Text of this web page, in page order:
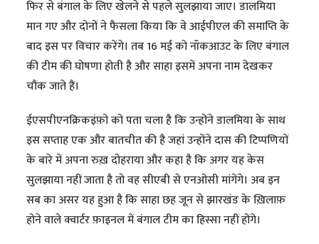
फिर से बंगाल के लिए खेलने से पहले सुलझाया जाए। डालमिया
मान गए और दोनों ने फैसला किया कि वे आईपीएल की समाप्ति के
बाद इस पर विचार करेंगे। तब 16 मई को नॉकआउट के लिए बंगाल
की टीम की घोषणा होती है और साहा इसमें अपना नाम देखकर
चौंक जाते हैं।
ईएसपीएनक्रिकइंफ़ो को पता चला है कि उन्होंने डालमिया के साथ
इस सप्ताह एक और बातचीत की है जहां उन्होंने दास की टिप्पणियों
के बारे में अपना रुख़ दोहराया और कहा है कि अगर यह केस
सुलझाया नहीं जाता है तो वह सीएबी से एनओसी मांगेंगे। अब इन
सब का असर यह हुआ है कि साहा छह जून से झारखंड के ख़िलाफ़
होने वाले क्वार्टर फ़ाइनल में बंगाल टीम का ​हिस्सा नहीं होंगे।